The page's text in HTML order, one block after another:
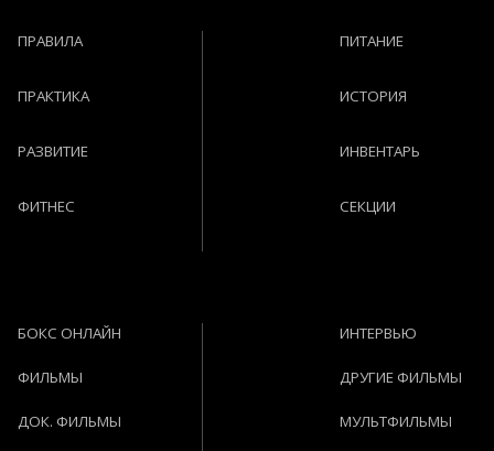
ПРАВИЛА
ПРАКТИКА
РАЗВИТИЕ
ФИТНЕС
ПИТАНИЕ
ИСТОРИЯ
ИНВЕНТАРЬ
СЕКЦИИ
БОКС ОНЛАЙН
ФИЛЬМЫ
ДОК. ФИЛЬМЫ
ИНТЕРВЬЮ
ДРУГИЕ ФИЛЬМЫ
МУЛЬТФИЛЬМЫ